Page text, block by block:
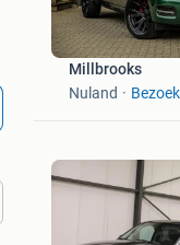
Millbrooks
Nuland